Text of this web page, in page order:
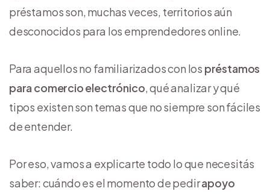
préstamos son, muchas veces, territorios aún
desconocidos para los emprendedores online.
Para aquellos no familiarizados con los préstamos
para comercio electrónico, qué analizar y qué
tipos existen son temas que no siempre son fáciles
de entender.
Por eso, vamos a explicarte todo lo que necesitás
saber: cuándo es el momento de pedirapoyo